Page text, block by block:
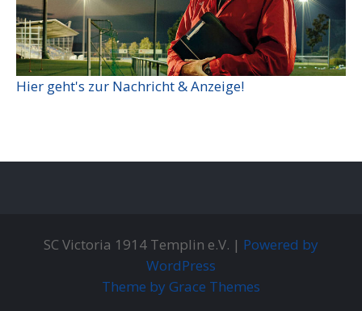
Hier geht's zur Nachricht & Anzeige!
SC Victoria 1914 Templin e.V. | Powered by
WordPress
Theme by Grace Themes